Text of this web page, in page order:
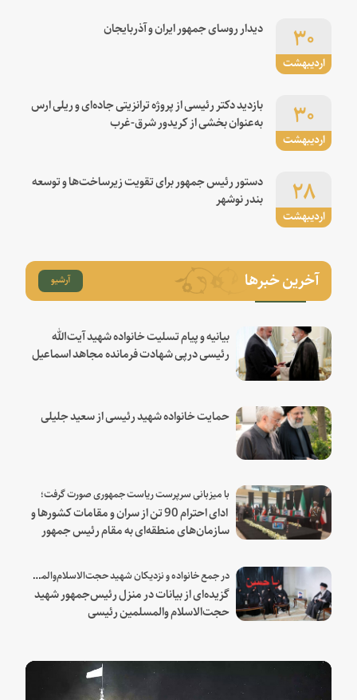
اردیبهشت
۳۰ دیدار روسای جمهور ایران و آذربایجان
اردیبهشت
۳۰
بازدید دکتر رئیسی از پروژه ترانزیتی جاده‌ای و ریلی ارس
به‌عنوان بخشی از کریدور شرق-غرب
اردیبهشت
۲۸
دستور رئیس جمهور برای تقویت زیرساخت‌ها و توسعه
بندر نوشهر
آخرین خبرها آرشیو
بیانیه و پیام تسلیت خانواده شهید آیت‌الله
رئیسی درپی شهادت فرمانده مجاهد اسماعیل
حمایت خانواده شهید رئیسی از سعید جلیلی
با میزبانی سرپرست ریاست جمهوری صورت گرفت؛
ادای احترام 90 تن از سران و مقامات کشورها و
سازمان‌های منطقه‌ای به مقام رئیس جمهور
در جمع خانواده و نزدیکان شهید حجت‌الاسلام‌والمسلمین رئیسی:
گزیده‌ای از بیانات در منزل رئیس‌جمهور شهید
حجت‌الاسلام والمسلمین رئیسی